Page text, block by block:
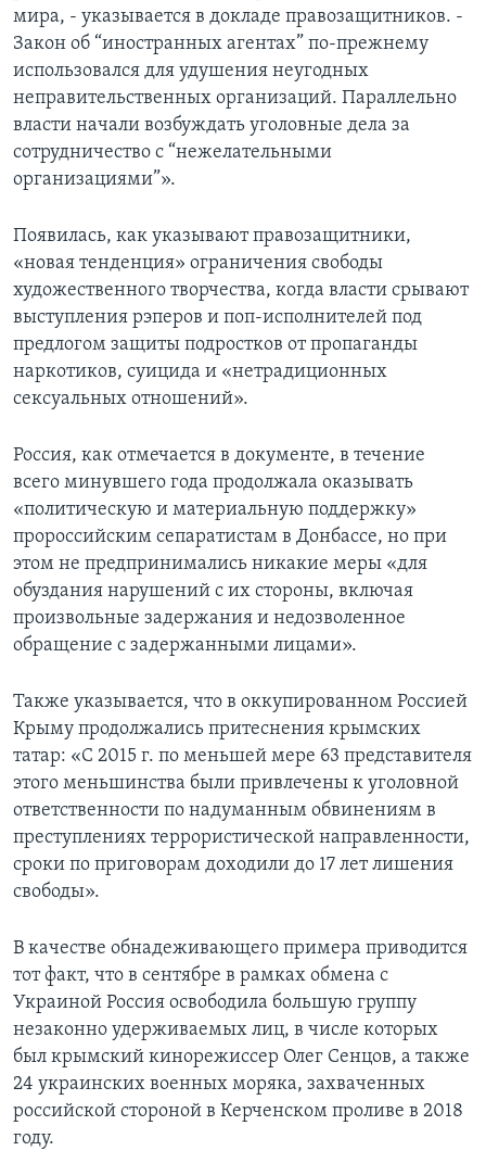
мира, - указывается в докладе правозащитников. -
Закон об “иностранных агентах” по-прежнему
использовался для удушения неугодных
неправительственных организаций. Параллельно
власти начали возбуждать уголовные дела за
сотрудничество с “нежелательными
организациями”».
Появилась, как указывают правозащитники,
«новая тенденция» ограничения свободы
художественного творчества, когда власти срывают
выступления рэперов и поп-исполнителей под
предлогом защиты подростков от пропаганды
наркотиков, суицида и «нетрадиционных
сексуальных отношений».
Россия, как отмечается в документе, в течение
всего минувшего года продолжала оказывать
«политическую и материальную поддержку»
пророссийским сепаратистам в Донбассе, но при
этом не предпринимались никакие меры «для
обуздания нарушений с их стороны, включая
произвольные задержания и недозволенное
обращение с задержанными лицами».
Также указывается, что в оккупированном Россией
Крыму продолжались притеснения крымских
татар: «С 2015 г. по меньшей мере 63 представителя
этого меньшинства были привлечены к уголовной
ответственности по надуманным обвинениям в
преступлениях террористической направленности,
сроки по приговорам доходили до 17 лет лишения
свободы».
В качестве обнадеживающего примера приводится
тот факт, что в сентябре в рамках обмена с
Украиной Россия освободила большую группу
незаконно удерживаемых лиц, в числе которых
был крымский кинорежиссер Олег Сенцов, а также
24 украинских военных моряка, захваченных
российской стороной в Керченском проливе в 2018
году.